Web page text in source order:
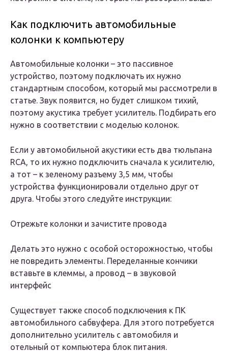
Как подключить автомобильные
колонки к компьютеру
Автомобильные колонки – это пассивное
устройство, поэтому подключать их нужно
стандартным способом, который мы рассмотрели в
статье. Звук появится, но будет слишком тихий,
поэтому акустика требует усилитель. Подбирать его
нужно в соответствии с моделью колонок.
Если у автомобильной акустики есть два тюльпана
RCA, то их нужно подключить сначала к усилителю,
а тот – к зеленому разъему 3,5 мм, чтобы
устройства функционировали отдельно друг от
друга. Чтобы этого следуйте инструкции:
Отрежьте колонки и зачистите провода
Делать это нужно с особой осторожностью, чтобы
не повредить элементы. Переделанные кончики
вставьте в клеммы, а провод – в звуковой
интерфейс
Существует также способ подключения к ПК
автомобильного сабвуфера. Для этого потребуется
дополнительно усилитель с автомобиля и
отельный от компьютера блок питания.